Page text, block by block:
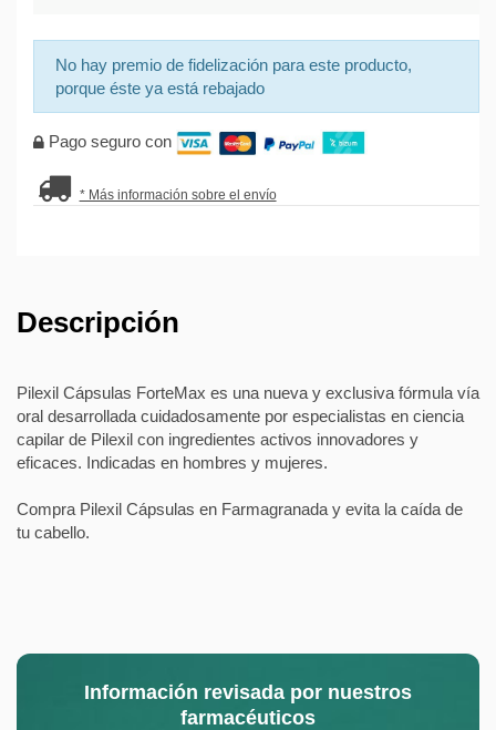
No hay premio de fidelización para este producto,
porque éste ya está rebajado
Pago seguro con
* Más información sobre el envío
Descripción
Pilexil Cápsulas ForteMax es una nueva y exclusiva fórmula vía
oral desarrollada cuidadosamente por especialistas en ciencia
capilar de Pilexil con ingredientes activos innovadores y
eficaces. Indicadas en hombres y mujeres.
Compra Pilexil Cápsulas en Farmagranada y evita la caída de
tu cabello.
Información revisada por nuestros
farmacéuticos